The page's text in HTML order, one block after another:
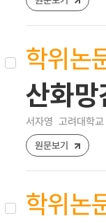
학위논
산화
서자영 고려대학
원문보기
학위논